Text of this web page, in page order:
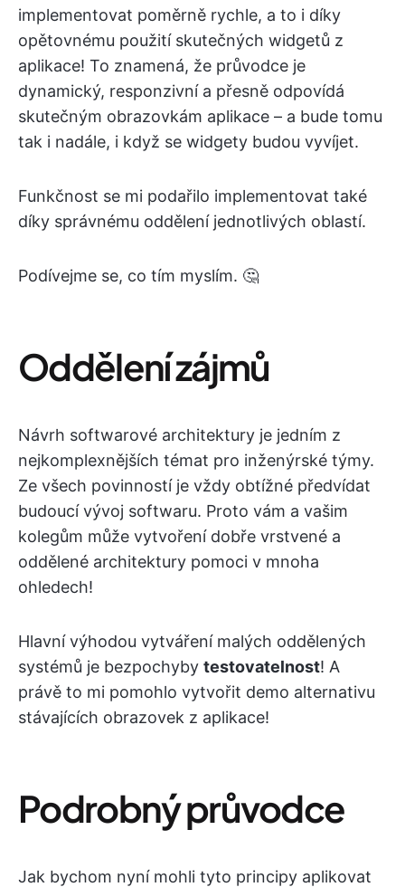
implementovat poměrně rychle, a to i díky
opětovnému použití skutečných widgetů z
aplikace! To znamená, že průvodce je
dynamický, responzivní a přesně odpovídá
skutečným obrazovkám aplikace – a bude tomu
tak i nadále, i když se widgety budou vyvíjet.
Funkčnost se mi podařilo implementovat také
díky správnému oddělení jednotlivých oblastí.
Podívejme se, co tím myslím. 🤔
Oddělení zájmů
Návrh softwarové architektury je jedním z
nejkomplexnějších témat pro inženýrské týmy.
Ze všech povinností je vždy obtížné předvídat
budoucí vývoj softwaru. Proto vám a vašim
kolegům může vytvoření dobře vrstvené a
oddělené architektury pomoci v mnoha
ohledech!
Hlavní výhodou vytváření malých oddělených
systémů je bezpochyby testovatelnost! A
právě to mi pomohlo vytvořit demo alternativu
stávajících obrazovek z aplikace!
Podrobný průvodce
Jak bychom nyní mohli tyto principy aplikovat